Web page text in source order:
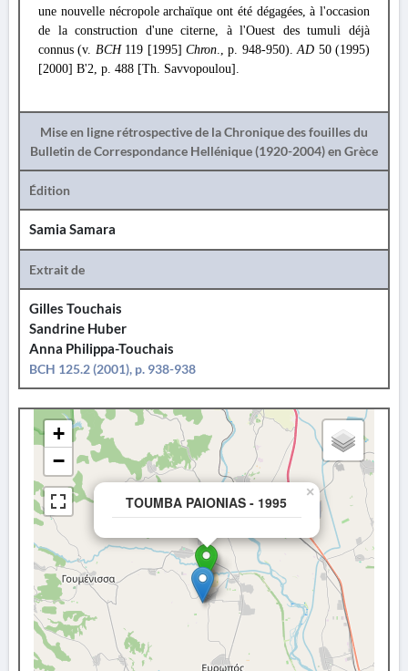
une nouvelle nécropole archaïque ont été dégagées, à l'occasion
de la construction d'une citerne, à l'Ouest des tumuli déjà
connus (v. BCH119 [1995] Chron., p. 948-950).AD 50 (1995)
[2000] B'2, p. 488 [Th. Savvopoulou].
Mise en ligne rétrospective de la Chronique des fouilles du
Bulletin de Correspondance Hellénique (1920-2004) en Grèce
Édition
Samia Samara
Extrait de
Gilles Touchais
Sandrine Huber
Anna Philippa-Touchais
BCH 125.2 (2001), p. 938-938
TOUMBA PAIONIAS - 1995
×
+
−